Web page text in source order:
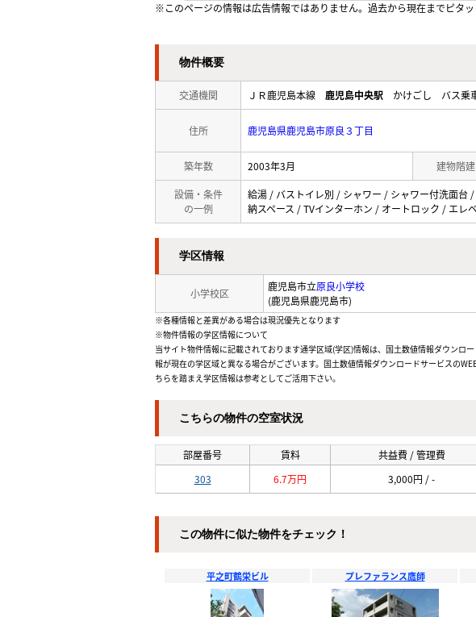
※このページの情報は広告情報ではありません。過去から現在までピタ
物件概要
交通機関 ＪＲ鹿児島本線 鹿児島中央駅 かけごし バス乗
住所 鹿児島県鹿児島市原良３丁目
築年数 2003年3月 建物階建
設備・条件
の一例
給湯 / バストイレ別 / シャワー / シャワー付洗面台
納スペース / TVインターホン / オートロック / エ
学区情報
小学校区
鹿児島市立原良小学校
(鹿児島県鹿児島市)
※各種情報と差異がある場合は現況優先となります
※物件情報の学区情報について
当サイト物件情報に記載されております通学区域(学区)情報は、国土数値情報ダウン
報が現在の学区域と異なる場合がございます。国土数値情報ダウンロードサービスの
ちらを踏まえ学区情報は参考としてご活用下さい。
こちらの物件の空室状況
部屋番号 賃料 共益費 / 管理費
303
6.7万円 3,000円 / -
この物件に似た物件をチェック！
平之町鶴栄ビル プレファランス鷹師